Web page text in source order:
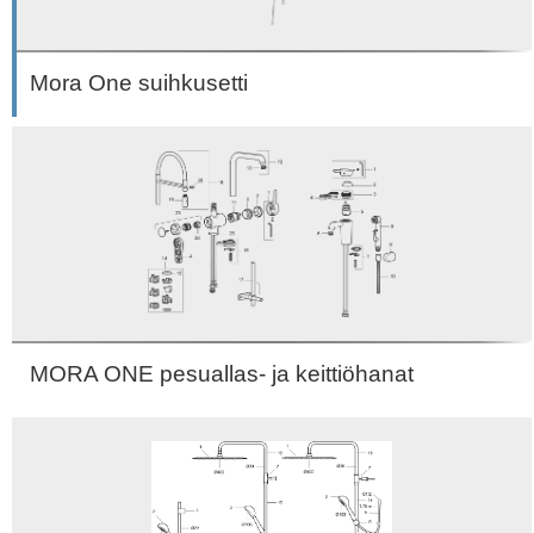
Mora One suihkusetti
MORA ONE pesuallas- ja keittiöhanat